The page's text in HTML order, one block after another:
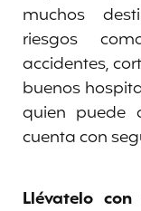
muchos
riesgos
accidentes,
buenos
quien puede
cuenta con
Llévatelo